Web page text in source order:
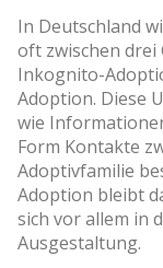
In Deutschland
oft zwischen
Inkognito-
Adoption. Diese
wie
Form Kontakte
Adoptivfamilie
Adoption bleibt
sich vor allem in
Ausgestaltung.